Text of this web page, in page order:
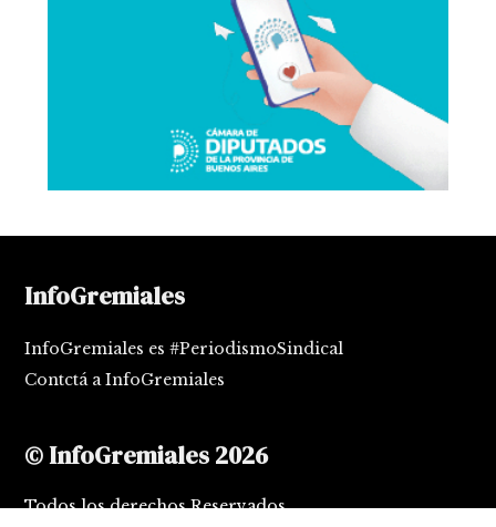
InfoGremiales
InfoGremiales es #PeriodismoSindical
Contctá a InfoGremiales
© InfoGremiales 2026
Todos los derechos Reservados